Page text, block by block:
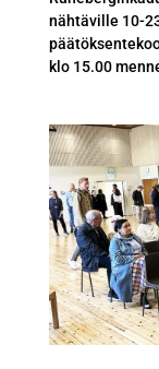
nähtäville 10-
klo 15.00